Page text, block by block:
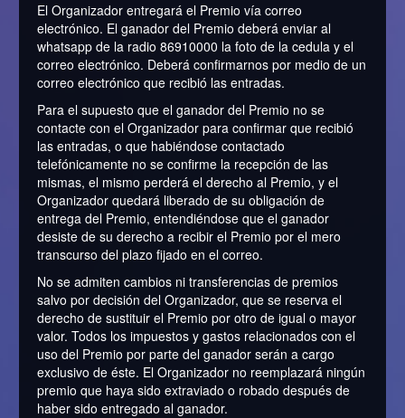
El Organizador entregará el Premio vía correo
electrónico. El ganador del Premio deberá enviar al
whatsapp de la radio 86910000 la foto de la cedula y el
correo electrónico. Deberá confirmarnos por medio de un
correo electrónico que recibió las entradas.
Para el supuesto que el ganador del Premio no se
contacte con el Organizador para confirmar que recibió
las entradas, o que habiéndose contactado
telefónicamente no se confirme la recepción de las
mismas, el mismo perderá el derecho al Premio, y el
Organizador quedará liberado de su obligación de
entrega del Premio, entendiéndose que el ganador
desiste de su derecho a recibir el Premio por el mero
transcurso del plazo fijado en el correo.
No se admiten cambios ni transferencias de premios
salvo por decisión del Organizador, que se reserva el
derecho de sustituir el Premio por otro de igual o mayor
valor. Todos los impuestos y gastos relacionados con el
uso del Premio por parte del ganador serán a cargo
exclusivo de éste. El Organizador no reemplazará ningún
premio que haya sido extraviado o robado después de
haber sido entregado al ganador.